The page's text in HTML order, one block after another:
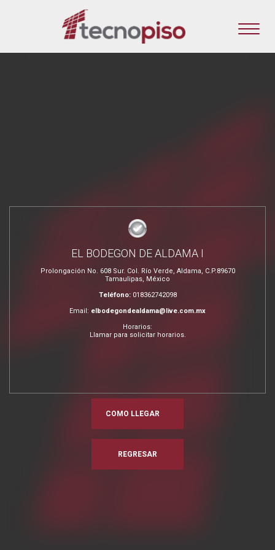
EL BODEGON DE ALDAMA I
Prolongación No. 608 Sur. Col. Río Verde, Aldama, C.P.89670
Tamaulipas, México
Teléfono: 018362742098
Email: elbodegondealdama@live.com.mx
Horarios:
Llamar para solicitar horarios.
COMO LLEGAR
REGRESAR